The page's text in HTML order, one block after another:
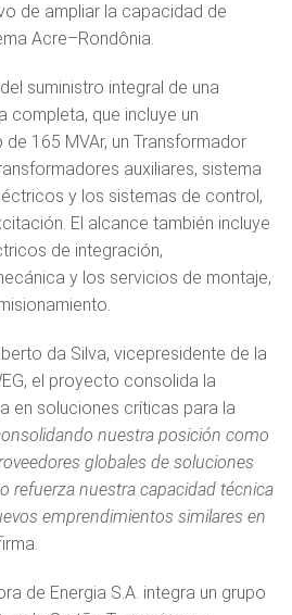
de ampliar la capacidad de
Acre–Rondônia.
suministro integral de una
completa, que incluye un
165 MVAr, un Transformador
auxiliares, sistema
y los sistemas de control,
El alcance también incluye
de integración,
y los servicios de montaje,
da Silva, vicepresidente de la
el proyecto consolida la
en soluciones críticas para la
nuestra posición como
globales de soluciones
refuerza nuestra capacidad técnica
emprendimientos similares en
de Energia S.A. integra un grupo